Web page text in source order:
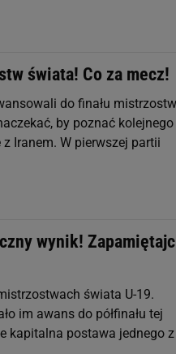
świata! Co za mecz!
do finału mistrzostw
by poznać kolejnego
Iranem. W pierwszej partii
wynik!
świata U-19.
im awans do półfinału tej
kapitalna postawa jednego z